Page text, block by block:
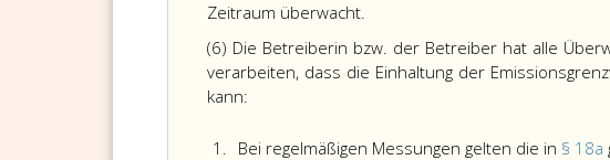
Zeitraum überwacht.
(6) Die Betreiberin bzw. der Betreiber hat alle
verarbeiten, dass die Einhaltung der
kann:
1. Bei regelmäßigen Messungen gelten die in § 18a